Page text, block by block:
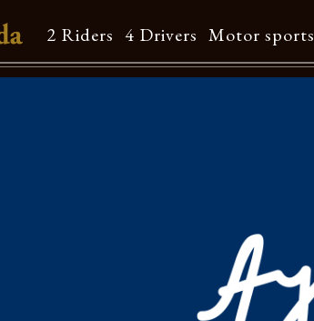
2 Riders 4 Drivers Motor sports